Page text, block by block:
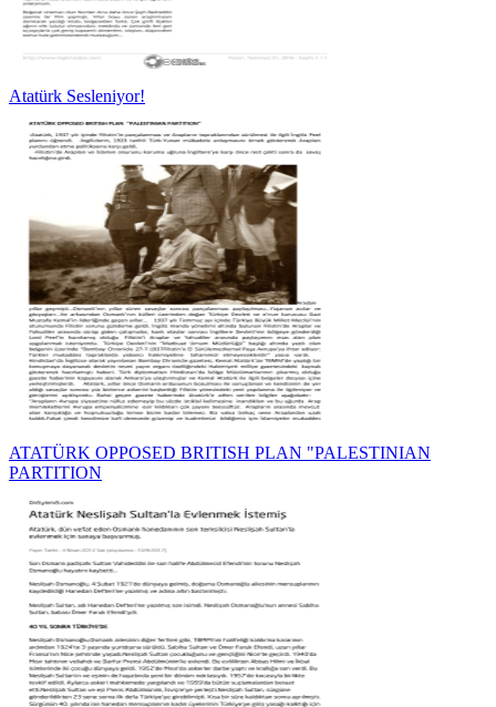
Atatürk Sesleniyor!
ATATÜRK OPPOSED BRITISH PLAN "PALESTINIAN
PARTITION